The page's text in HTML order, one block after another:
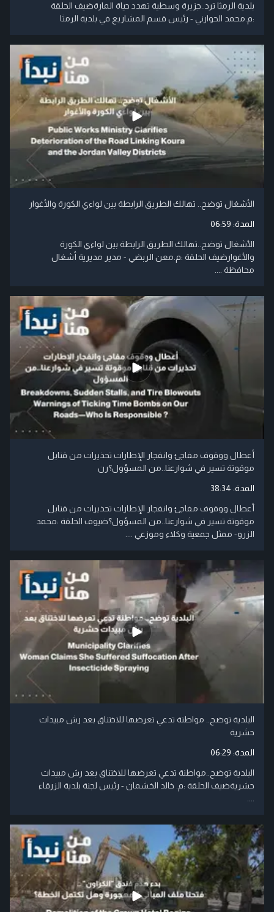
بلدية الرمثا ترد..جزيرة وسطية تهدد حياة المارةضيف الحلقة
:م.محمد الحوارني - رئيس قسم المشاريع في بلدية الرمثا
الأشغال توضح.. تهالك الطريق الرابطة بين لواءي الكورة والأغوار
المدة: 06:59
الأشغال توضح..تهالك الطريق الرابطة بين لواءي الكورة
والأغوارضيف الحلقة :م.معن الربضي - مدير مديرية أشغال
محافظة ....
أعطال ووقوف مفاجئ وانفجار الإطارات تحذيرات من قنابل
موقوتة تسير في شوارعنا..من المسؤول؟رن
المدة: 38:34
أعطال ووقوف مفاجئ وانفجار الإطارات تحذيرات من قنابل
موقوتة تسير في شوارعنا..من المسؤول؟ضيوف الحلقة :محمد
الزرو- ممثل جمعية وكلاء وموزعي ....
البلدية توضح.. مواطنة تدعي تعرضها للاختناق بعد رش مبيدات
حشرية
المدة: 06:29
البلدية توضح..مواطنة تدعي تعرضها للاختناق بعد رش مبيدات
حشريةضيف الحلقة :م. خالد الخشمان - رئيس لجنة بلدية الزرقاء